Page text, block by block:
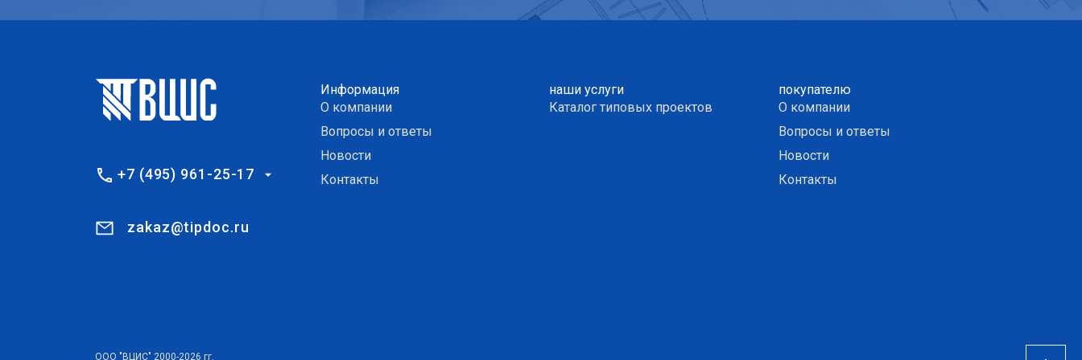
+7 (495) 961-25-17
zakaz@tipdoc.ru
Информация
О компании
Вопросы и ответы
Новости
Контакты
наши услуги
Каталог типовых проектов
покупателю
О компании
Вопросы и ответы
Новости
Контакты
ООО "ВЦИС" 2000-2026 гг.